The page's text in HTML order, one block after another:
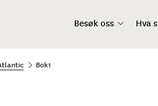
Besøk oss Hva
Bok1